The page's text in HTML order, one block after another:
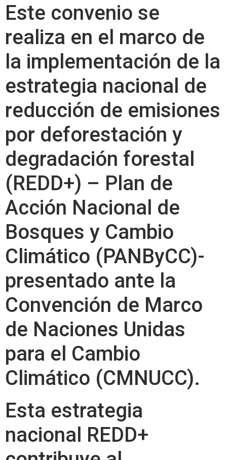
Este convenio se
realiza en el marco de
la implementación de la
estrategia nacional de
reducción de emisiones
por deforestación y
degradación forestal
(REDD+) – Plan de
Acción Nacional de
Bosques y Cambio
Climático (PANByCC)-
presentado ante la
Convención de Marco
de Naciones Unidas
para el Cambio
Climático (CMNUCC).
Esta estrategia
nacional REDD+